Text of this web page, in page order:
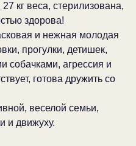
кг веса, стерилизована,
здорова!
и нежная молодая
прогулки, детишек,
собачками, агрессия и
готова дружить со
веселой семьи,
и движуху.